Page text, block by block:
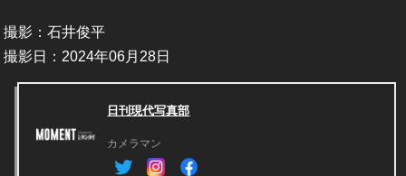
撮影：石井俊平
撮影日：2024年06月28日
日刊現代写真部
カメラマン